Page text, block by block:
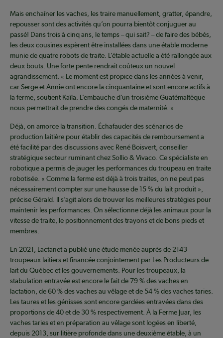
Mais enchaîner les vaches, les traire manuellement, gratter, épandre,
repousser sont des activités qu’on pourra bientôt conjuguer au
passé! Dans trois à cinq ans, le temps – qui sait? – de faire des bébés,
les deux cousines espèrent être installées dans une étable moderne
munie de quatre robots de traite. L’étable actuelle a été rallongée aux
deux bouts. Une forte pente rendrait coûteux un nouvel
agrandissement. « Le moment est propice dans les années à venir,
car Serge et Annie ont encore la cinquantaine et sont encore actifs à
la ferme, soutient Kaïla. L’embauche d’un troisième Guatémaltèque
nous permettrait de prendre des congés de maternité. »
Déjà, on amorce la transition. Échafauder des scénarios de
production laitière pour établir des capacités de remboursement a
été facilité par des discussions avec René Boisvert, conseiller
stratégique secteur ruminant chez Sollio & Vivaco. Ce spécialiste en
robotique a permis de jauger les performances du troupeau en traite
robotisée. « Comme la ferme est déjà à trois traites, on ne peut pas
nécessairement compter sur une hausse de 15 % du lait produit »,
précise Gérald. Il s’agit alors de trouver les meilleures stratégies pour
maintenir les performances. On sélectionne déjà les animaux pour la
vitesse de traite, le positionnement des trayons et de bons pieds et
membres.
En 2021, Lactanet a publié une étude menée auprès de 2143
troupeaux laitiers et financée conjointement par Les Producteurs de
lait du Québec et les gouvernements. Pour les troupeaux, la
stabulation entravée est encore le fait de 79 % des vaches en
lactation, de 60 % des vaches au vêlage et de 54 % des vaches taries.
Les taures et les génisses sont encore gardées entravées dans des
proportions de 40 et de 30 % respectivement. À la Ferme Juar, les
vaches taries et en préparation au vêlage sont logées en liberté,
depuis 2013, sur litière profonde dans une deuxième étable, à un